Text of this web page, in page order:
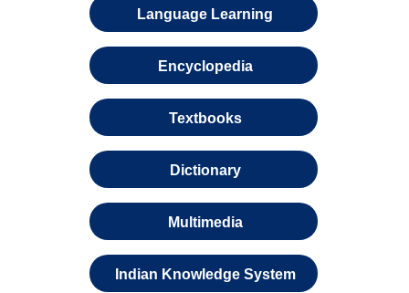
Language Learning
Encyclopedia
Textbooks
Dictionary
Multimedia
Indian Knowledge System